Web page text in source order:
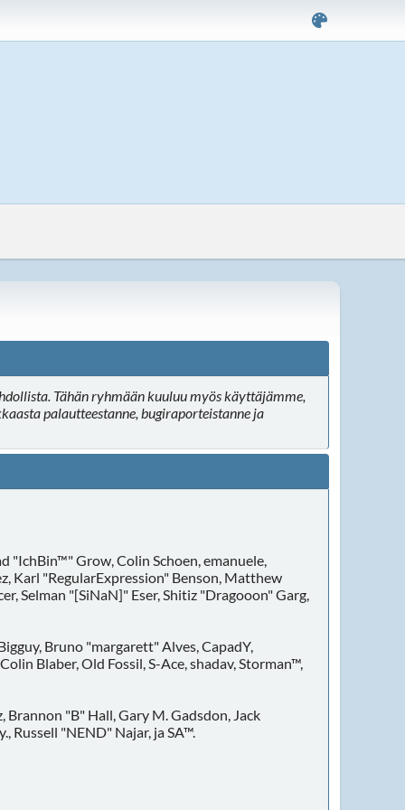
Tähän ryhmään kuuluu myös käyttäjämme,
palautteestanne, bugiraporteistanne ja
"IchBin™" Grow, Colin Schoen, emanuele,
Karl "RegularExpression" Benson, Matthew
Selman "[SiNaN]" Eser, Shitiz "Dragooon" Garg,
Bruno "margarett" Alves, CapadY,
Blaber, Old Fossil, S-Ace, shadav, Storman™,
"B" Hall, Gary M. Gadsdon, Jack
Russell "NEND" Najar, ja SA™.